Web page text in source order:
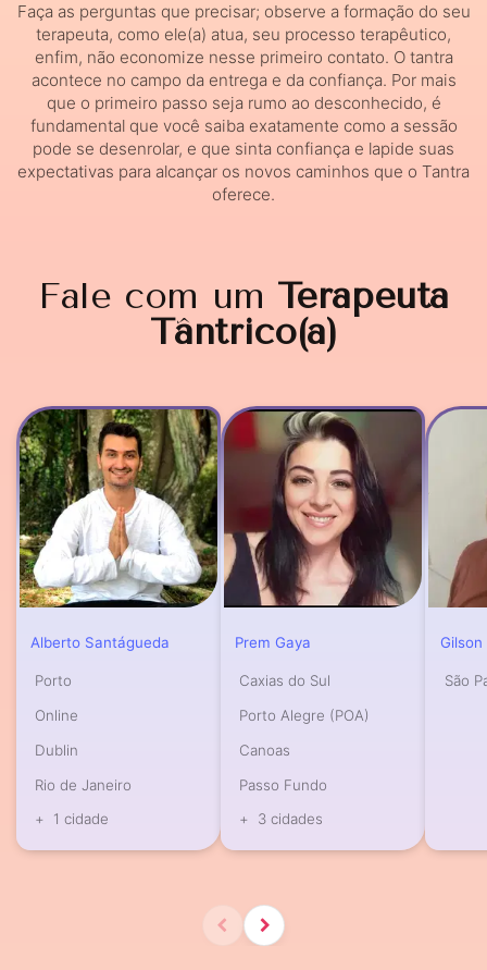
Faça as perguntas que precisar; observe a formação do seu
terapeuta, como ele(a) atua, seu processo terapêutico,
enfim, não economize nesse primeiro contato. O tantra
acontece no campo da entrega e da confiança. Por mais
que o primeiro passo seja rumo ao desconhecido, é
fundamental que você saiba exatamente como a sessão
pode se desenrolar, e que sinta confiança e lapide suas
expectativas para alcançar os novos caminhos que o Tantra
oferece.
Fale com um Terapeuta
Tântrico(a)
Alberto Santágueda
Porto
Online
Dublin
Rio de Janeiro
+
1 cidade
Prem Gaya
Caxias do Sul
Porto Alegre (POA)
Canoas
Passo Fundo
+
3 cidades
São